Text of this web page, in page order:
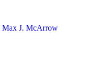
Max J. McArrow